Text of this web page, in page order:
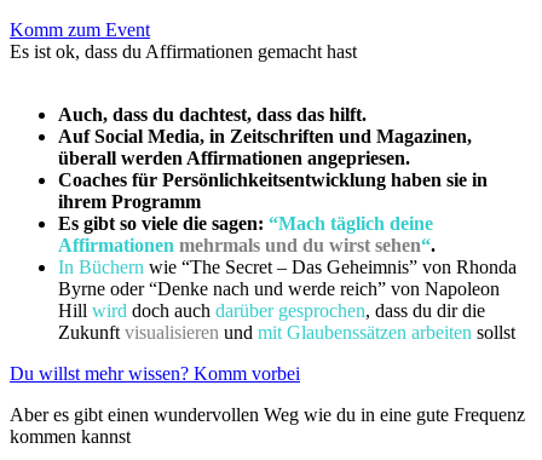
Komm zum Event
Es ist ok, dass du Affirmationen gemacht hast
Auch, dass du dachtest, dass das hilft.
Auf Social Media, in Zeitschriften und Magazinen,
überall werden Affirmationen angepriesen.
Coaches für Persönlichkeitsentwicklung haben sie in
ihrem Programm
Es gibt so viele die sagen: “Mach täglich deine
Affirmationen mehrmals und du wirst sehen“.
In Büchern wie “The Secret – Das Geheimnis” von Rhonda
Byrne oder “Denke nach und werde reich” von Napoleon
Hill wird doch auch darüber gesprochen, dass du dir die
Zukunft visualisieren und mit Glaubenssätzen arbeiten sollst
Du willst mehr wissen? Komm vorbei
Aber es gibt einen wundervollen Weg wie du in eine gute Frequenz
kommen kannst